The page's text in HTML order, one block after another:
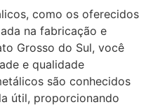
como os oferecidos
na fabricação e
Grosso do Sul, você
e qualidade
são conhecidos
útil, proporcionando